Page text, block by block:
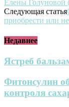
Елены
Следующая статья
приобрести или
Недавнее
Ястреб
Фитонсулин
контроля